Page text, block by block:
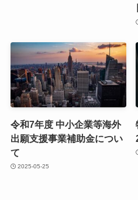
令和7年度 中小企業等海外
出願支援事業補助金につい
て
2025-05-25